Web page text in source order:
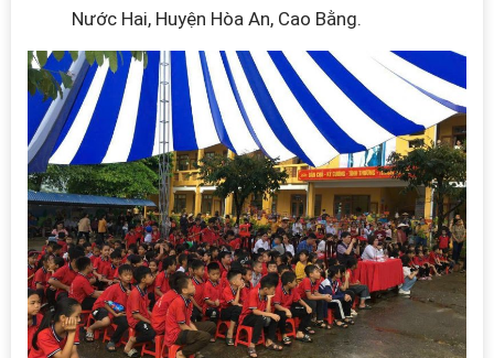
Nước Hai, Huyện Hòa An, Cao Bằng.